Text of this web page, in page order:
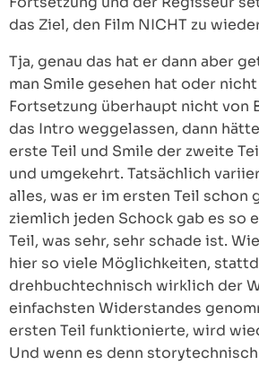
das Ziel, den Film NICHT zu
Tja, genau das hat er dann aber
man Smile gesehen hat oder
Fortsetzung überhaupt nicht von
das Intro weggelassen, dann
erste Teil und Smile der zweite
und umgekehrt. Tatsächlich
alles, was er im ersten Teil schon
ziemlich jeden Schock gab es so
Teil, was sehr, sehr schade ist.
hier so viele Möglichkeiten,
drehbuchtechnisch wirklich der
einfachsten Widerstandes
ersten Teil funktionierte, wird
Und wenn es denn storytechnisch